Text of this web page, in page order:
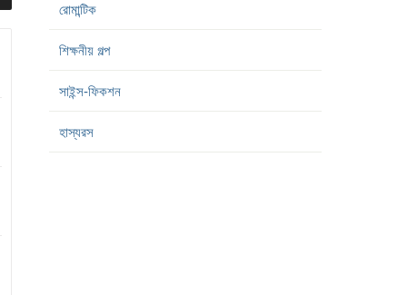
রোমান্টিক
শিক্ষনীয় গল্প
সাইন্স-ফিকশন
হাস্যরস